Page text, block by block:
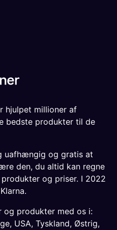
hjulpet millioner af
bedste produkter til de
uafhængig og gratis at
den, du altid kan regne
og priser. I 2022
og produkter med os i:
, USA, Tyskland, Østrig,